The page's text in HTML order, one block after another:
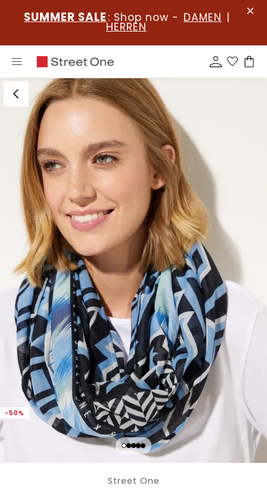
SUMMER SALE : Shop now - DAMEN |
HERREN
-50%
Street One